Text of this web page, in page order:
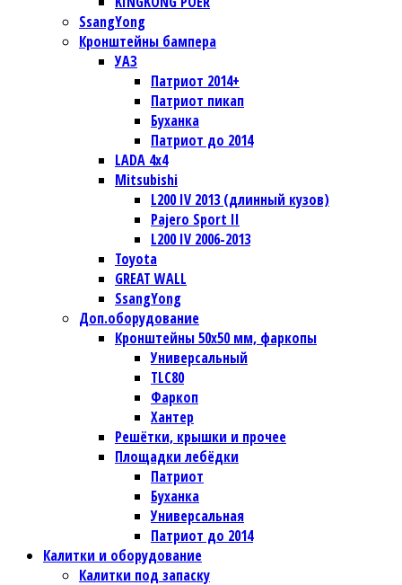
SsangYong
Кронштейны бампера
УАЗ
Патриот 2014+
Патриот пикап
Буханка
Патриот до 2014
LADA 4x4
Mitsubishi
L200 IV 2013 (длинный кузов)
Pajero Sport II
L200 IV 2006-2013
Toyota
GREAT WALL
SsangYong
Доп.оборудование
Кронштейны 50х50 мм, фаркопы
Универсальный
TLC80
Фаркоп
Хантер
Решётки, крышки и прочее
Площадки лебёдки
Патриот
Буханка
Универсальная
Патриот до 2014
Калитки и оборудование
Калитки под запаску